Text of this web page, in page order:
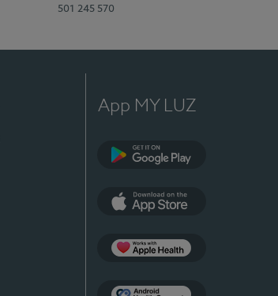
501 245 570
App MY LUZ